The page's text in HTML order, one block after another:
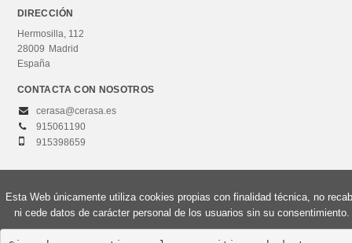
DIRECCIÓN
Hermosilla, 112
28009 Madrid
España
CONTACTA CON NOSOTROS
cerasa@cerasa.es
915061190
915398659
© 2026, Editorial Centro de Estudios Ramón Areces, S.A. Todos los derechos
Esta Web únicamente utiliza cookies propias con finalidad técnica, no
ni cede datos de carácter personal de los usuarios sin su consentimiento.